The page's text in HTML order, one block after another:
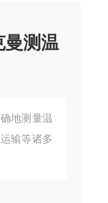
曼测温
地测量温
输等诸多